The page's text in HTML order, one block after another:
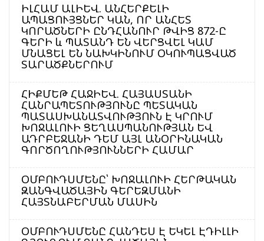
ԻԼՀԱՄ ԱԼԻԵՎ. ԱՆՀԵՐՔԵԼԻ
ԱՊԱՑՈՒՅՑՆԵՐ ԿԱՆ, ՈՐ ԱՆՀԵՏ
ԿՈՐԱԾՆԵՐԻ ԸՆԴՀԱՆՈՒՐ ԹՎԻՑ 872-Ը
ԳԵՐԻ և ՊԱՏԱՆԴ ԵՆ ՎԵՐՑՎԵԼ ԿԱՄ
ՄՆԱՑԵԼ ԵՆ ՆԱԽԿԻՆՈՒՄ ՕԿՈՒՊԱՑՎԱԾ
ՏԱՐԱԾՔՆԵՐՈՒՄ
ՀԻՔՄԵԹ ՀԱՋԻԵՎ. ՀԱՅԱՍՏԱՆԻ
ՀԱՆՐԱՊԵՏՈՒԹՅՈՒՆԸ ՊԵՏԱԿԱՆ
ՊԱՏԱՍԽԱՆԱՏՎՈՒԹՅՈՒՆ Է ԿՐՈՒՄ
ԽՈՋԱԼՈՒԻ ՑԵՂԱՍՊԱՆՈՒԹՅԱՆ ԵՎ
ԱԴՐԲԵՋԱՆԻ ԴԵՄ ԱՅԼ ԱՆՕՐԻՆԱԿԱՆ
ԳՈՐԾՈՂՈՒԹՅՈՒՆՆԵՐԻ ՀԱՄԱՐ
ՕՄԲՈՒԴՍՄԵՆԸ՝ ԽՈՋԱԼՈՒԻ ՀԵՐԹԱԿԱՆ
ԶԱՆԳՎԱԾԱՅԻՆ ԳԵՐԵԶՄԱՆԻ
ՀԱՅՏՆԱԲԵՐՄԱՆ ՄԱՍԻՆ
ՕՄԲՈՒԴՍՄԵՆԸ ՀԱՆԴԵՍ Է ԵԿԵԼ ԷԴԻԼԼԻ